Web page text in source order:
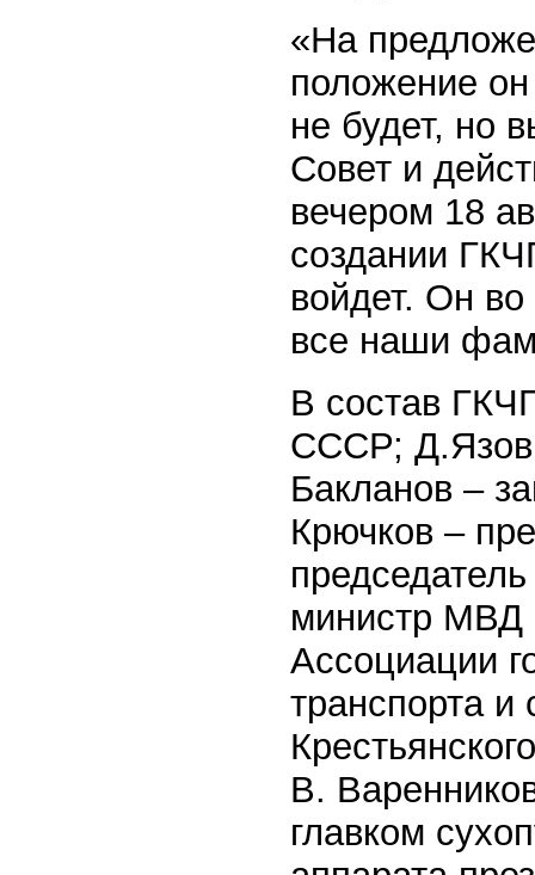
«На
положение он
не будет, но
Совет и
вечером 18
создании
войдет. Он
все наши
В состав
СССР;
Бакланов –
Крючков –
министр МВД
Ассоциации
транспорта и
В.
главком